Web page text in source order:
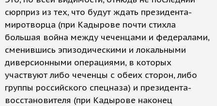
сюрприз из тех, что будут ждать президента-
миротворца (при Кадырове почти стихла
большая война между чеченцами и федералами,
сменившись эпизодическими и локальными
диверсионными операциями, в которых
участвуют либо чеченцы с обеих сторон, либо
группы российского спецназа) и президента-
восстановителя (при Кадырове наконец